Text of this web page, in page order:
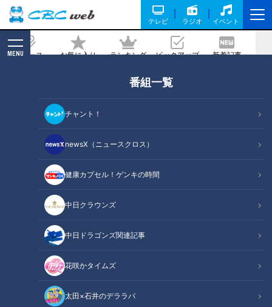
テレビ ラジオ イベント
ニュース お気に入り ランキング ピックアップ 新着記事
MENU
番組一覧
チャント！
newsX（ニュースクロス）
健康カプセル！ゲンキの時間
中日クラウンズ
中日ドラゴンズ関連記事
花咲かタイムズ
太田×石井のデララバ
したい、そんだけです。」竜の新選手会
長藤嶋健人の熱いリアルに迫る！
記事に戻る